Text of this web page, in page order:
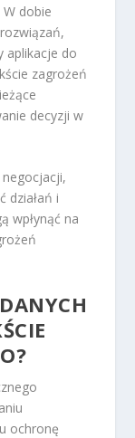
dobie
aplikacje do
zagrożeń
decyzji w
działań i
wpłynąć na
ochronę